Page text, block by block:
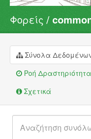
Σύνολα Δεδομένων
Φορείς
Ομάδες
Σχετικά
Φορείς
Σύνολα
Ροή
Σχετικά